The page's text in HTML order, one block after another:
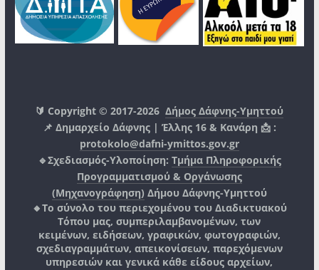
🔰 Copyright © 2017-2026Δήμος Δάφνης-Υμηττού
📌 Δημαρχείο Δάφνης | Έλλης 16 & Κανάρη 📩 :
protokolo@dafni-ymittos.gov.gr
🔹Σχεδιασμός-Υλοποίηση: Τμήμα Πληροφορικής
Προγραμματισμού & Οργάνωσης
(Μηχανογράφηση) Δήμου Δάφνης-Υμηττού
🔸Το σύνολο του περιεχομένου του Διαδικτυακού
Τόπου μας, συμπεριλαμβανομένων, των
κειμένων, ειδήσεων, γραφικών, φωτογραφιών,
σχεδιαγραμμάτων, απεικονίσεων, παρεχόμενων
υπηρεσιών και γενικά κάθε είδους αρχείων,